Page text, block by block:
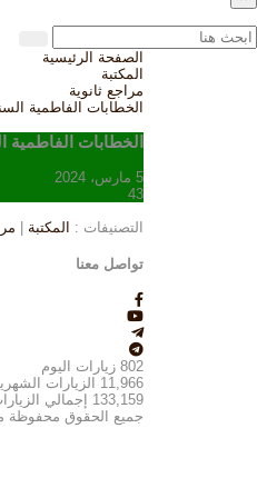
الصفحة الرئيسية
المكتبة
مراجع ثانوية
الخطابات الفاطمية
الخطابات الفاطمية
5 مارس، 2024
43
التصنيفات : المكتبة
تواصل معنا
802 زيارات اليوم
11,966
الزيارات
133,159
إجمالي
جميع الحقوق محفوظة